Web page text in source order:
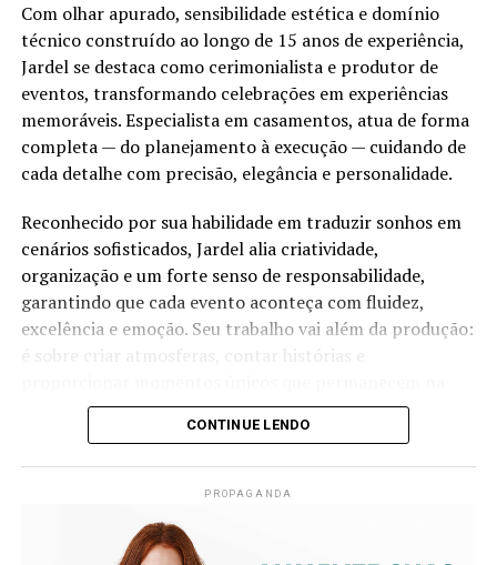
Com olhar apurado, sensibilidade estética e domínio
técnico construído ao longo de 15 anos de experiência,
Jardel se destaca como cerimonialista e produtor de
eventos, transformando celebrações em experiências
memoráveis. Especialista em casamentos, atua de forma
completa — do planejamento à execução — cuidando de
cada detalhe com precisão, elegância e personalidade.
Reconhecido por sua habilidade em traduzir sonhos em
cenários sofisticados, Jardel alia criatividade,
organização e um forte senso de responsabilidade,
garantindo que cada evento aconteça com fluidez,
excelência e emoção. Seu trabalho vai além da produção:
é sobre criar atmosferas, contar histórias e
memória de todos os envolvidos.
corporativos, sempre imprimindo identidade, estilo e
CONTINUE LENDO
PROPAGANDA